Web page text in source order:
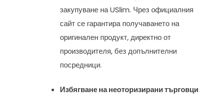
закупуване на USlim. Чрез официалния
сайт се гарантира получаването на
оригинален продукт, директно от
производителя, без допълнителни
посредници.
Избягване на неоторизирани търговци